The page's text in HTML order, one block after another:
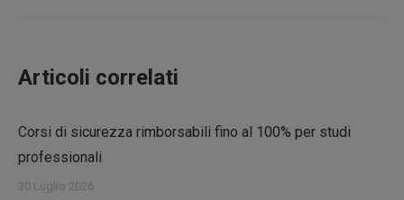
Articoli correlati
Corsi di sicurezza rimborsabili fino al 100% per studi
professionali
30 Luglio 2026